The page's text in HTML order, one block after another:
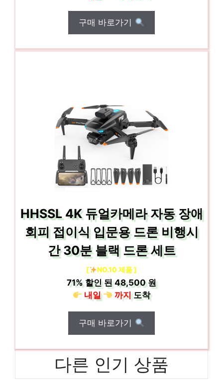
구매 바로가기
HHSSL 4K 듀얼카메라 자동 장애
회피 접이식 입문용 드론 비행시
간 30분 블랙 드론 세트
[ NO.10 제품 ]
71%할인 된48,500 원
내일
까지도착
구매 바로가기
다른 인기 상품